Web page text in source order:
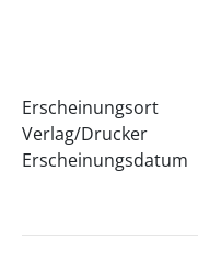
Erscheinungsort
Verlag/Drucker
Erscheinungsdatum